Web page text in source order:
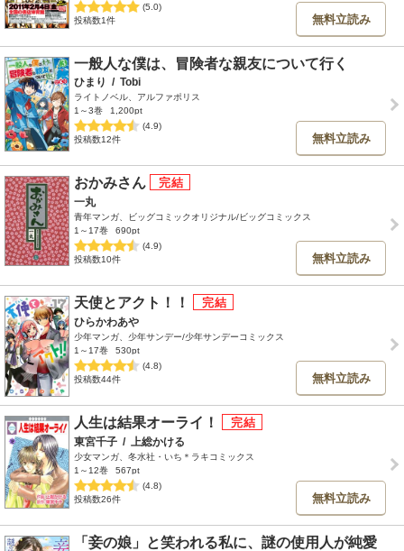
(5.0)
投稿数1件
無料立読み
一般人な僕は、冒険者な親友について行く
ひまり / Tobi
ライトノベル、アルファポリス
1～3巻
1,200pt
(4.9)
投稿数12件
無料立読み
おかみさん
一丸
青年マンガ、ビッグコミックオリジナル/ビッグコミックス
1～17巻
690pt
(4.9)
投稿数10件
無料立読み
天使とアクト！！
ひらかわあや
少年マンガ、少年サンデー/少年サンデーコミックス
1～17巻
530pt
(4.8)
投稿数44件
無料立読み
人生は結果オーライ！
東宮千子 / 上総かける
少女マンガ、冬水社・いち＊ラキコミックス
1～12巻
567pt
(4.8)
投稿数26件
無料立読み
「妾の娘」と笑われる私に、謎の使用人が純愛